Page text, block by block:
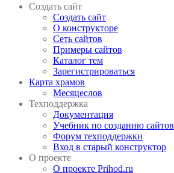
Создать сайт
Создать сайт
О конструкторе
Сеть сайтов
Примеры сайтов
Каталог тем
Зарегистрироваться
Карта храмов
Месяцеслов
Техподдержка
Документация
Учебник по созданию сайтов
Форум техподдержки
Вход в старый конструктор
О проекте
О проекте Prihod.ru